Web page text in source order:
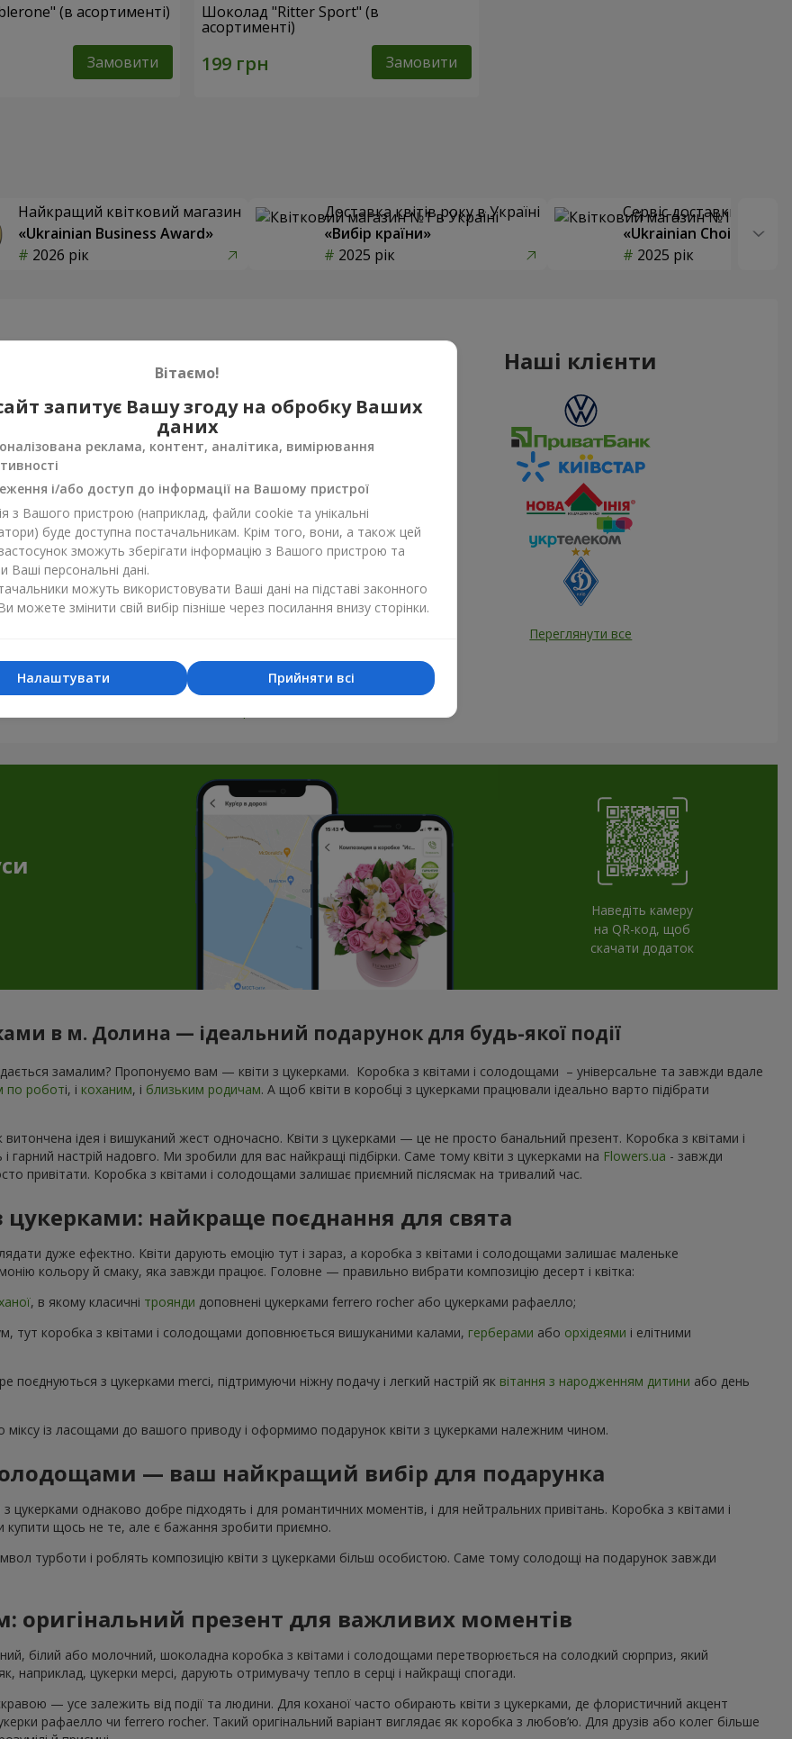
(в асортименті)
Замовити
Шоколад "Ritter Sport" (в
асортименті)
Замовити
Найкращий квітковий магазин
«Ukrainian Business Award»
2026 рік
Доставка квітів року в Україні
«Вибір країни»
2025 рік
Сервіс доставки квітів
«Ukrainian Choice»
2025 рік
Фотогалерея
Усі фото доставок
Наші клієнти
Переглянути все
Наведіть камеру
на QR-код, щоб
скачати додаток
в м. Долина — ідеальний подарунок для будь-якої події
замалим? Пропонуємо вам — квіти з цукерками. Коробка з квітами і солодощами – універсальне та завжди вдале
по роботі, і коханим, і близьким родичам. А щоб квіти в коробці з цукерками працювали ідеально варто підібрати
ідея і вишуканий жест одночасно. Квіти з цукерками — це не просто банальний презент. Коробка з квітами і
настрій надовго. Ми зробили для вас найкращі підбірки. Саме тому квіти з цукерками на Flowers.ua - завжди
привітати. Коробка з квітами і солодощами залишає приємний післясмак на тривалий час.
цукерками: найкраще поєднання для свята
дуже ефектно. Квіти дарують емоцію тут і зараз, а коробка з квітами і солодощами залишає маленьке
кольору й смаку, яка завжди працює. Головне — правильно вибрати композицію десерт і квітка:
, в якому класичні троянди доповнені цукерками ferrero rocher або цукерками рафаелло;
тут коробка з квітами і солодощами доповнюється вишуканими калами, герберами або орхідеями і елітними
поєднуються з цукерками merci, підтримуючи ніжну подачу і легкий настрій як вітання з народженням дитини або день
із ласощами до вашого приводу і оформимо подарунок квіти з цукерками належним чином.
— ваш найкращий вибір для подарунка
цукерками однаково добре підходять і для романтичних моментів, і для нейтральних привітань. Коробка з квітами і
щось не те, але є бажання зробити приємно.
турботи і роблять композицію квіти з цукерками більш особистою. Саме тому солодощі на подарунок завжди
оригінальний презент для важливих моментів
білий або молочний, шоколадна коробка з квітами і солодощами перетворюється на солодкий сюрприз, який
наприклад, цукерки мерсі, дарують отримувачу тепло в серці і найкращі спогади.
— усе залежить від події та людини. Для коханої часто обирають квіти з цукерками, де флористичний акцент
рафаелло чи ferrero rocher. Такий оригінальний варіант виглядає як коробка з любов’ю. Для друзів або колег більше
Вітаємо!
запитує Вашу згоду на обробку Ваших
даних
реклама, контент, аналітика, вимірювання
і/або доступ до інформації на Вашому пристрої
з Вашого пристрою (наприклад, файли cookie та унікальні
буде доступна постачальникам. Крім того, вони, а також цей
зможуть зберігати інформацію з Вашого пристрою та
Ваші персональні дані.
можуть використовувати Ваші дані на підставі законного
можете змінити свій вибір пізніше через посилання внизу сторінки.
Прийняти всі
Налаштувати